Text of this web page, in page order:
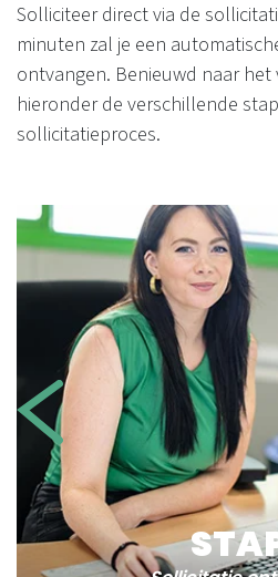
Solliciteer direct via de
minuten zal je een
ontvangen. Benieuwd naar
hieronder de verschillende
sollicitatieproces.